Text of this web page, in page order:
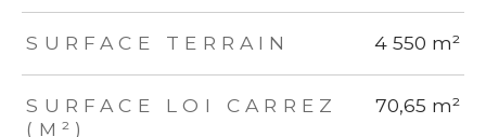
SURFACE TERRAIN 4 550 m²
SURFACE LOI CARREZ
(M²)
70,65 m²